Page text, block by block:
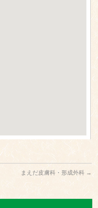
まえだ皮膚科・形成外科 →